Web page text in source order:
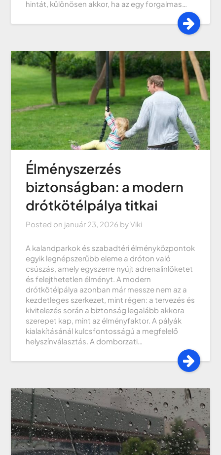
hintát, különösen akkor, ha az egy forgalmas…
Élményszerzés
biztonságban: a modern
drótkötélpálya titkai
Posted on január 23, 2026 byViki
A kalandparkok és szabadtéri élményközpontok
egyik legnépszerűbb eleme a dróton való
csúszás, amely egyszerre nyújt adrenalinlöketet
és felejthetetlen élményt. A modern
drótkötélpálya azonban már messze nem az a
kezdetleges szerkezet, mint régen: a tervezés és
kivitelezés során a biztonság legalább akkora
szerepet kap, mint az élményfaktor. A pályák
kialakításánál kulcsfontosságú a megfelelő
helyszínválasztás. A domborzati…